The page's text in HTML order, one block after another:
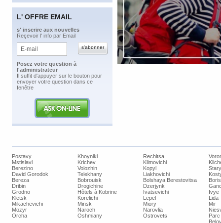
L' OFFRE EMAIL
​s' inscrire aux nouvelles
Reçevoir l' info par Email
Posez votre question à
l'administrateur
​Il suffit d'appuyer sur le bouton pour
envoyer votre question dans ce
fenêtre
Postavy Khoyniki Rechitsa
Mstislavl
Krichev Klimovichi
Berezino
Volozhin Kopyl
David Gorodok
Telekhany Liakhovichi
Bereza
Bobrouisk Bolshaya Berestovitsa
Dribin
Drogichine Dzerjynk
Grodno
Hôtels à Kobrine Ivatsevichi
Ivye
Kletsk
Korelichi Lepel
Lida
Mikachevichi
Minsk Miory
Mir
Mozyr
Naroch Narovlia
Orcha
Oshmiany Ostrovets
Parc